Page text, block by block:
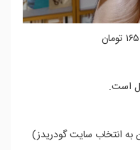
است.
به انتخاب سایت گودریدز)